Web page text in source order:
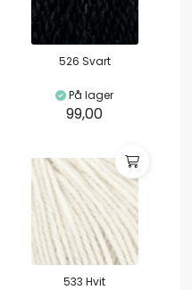
526 Svart
På lager
99,00
533 Hvit